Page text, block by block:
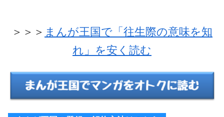
＞＞＞ まんが王国で「往生際の意味を知
れ」を安く読む